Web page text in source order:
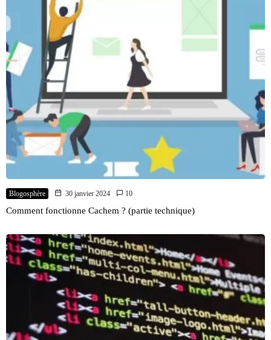
Blogosphère 30 janvier 2024 10
Comment fonctionne Cachem ? (partie technique)